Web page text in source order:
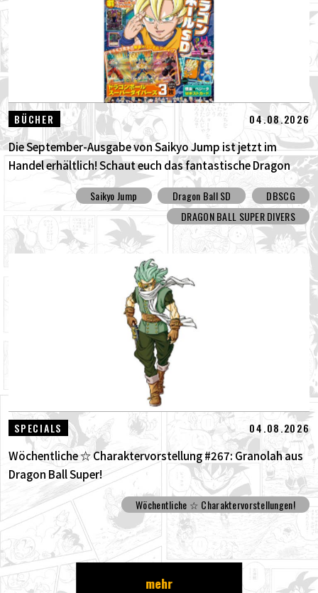
BÜCHER 04.08.2026
Die September-Ausgabe von Saikyo Jump ist jetzt im
Handel erhältlich! Schaut euch das fantastische Dragon
Ball SD Cover und all die tollen Bonusinhalte an!
Saikyo Jump Dragon Ball SD
DBSCG
DRAGON BALL SUPER DIVERS
SPECIALS 04.08.2026
Wöchentliche ☆ Charaktervorstellung #267: Granolah aus
Dragon Ball Super!
Wöchentliche ☆ Charaktervorstellungen!
mehr